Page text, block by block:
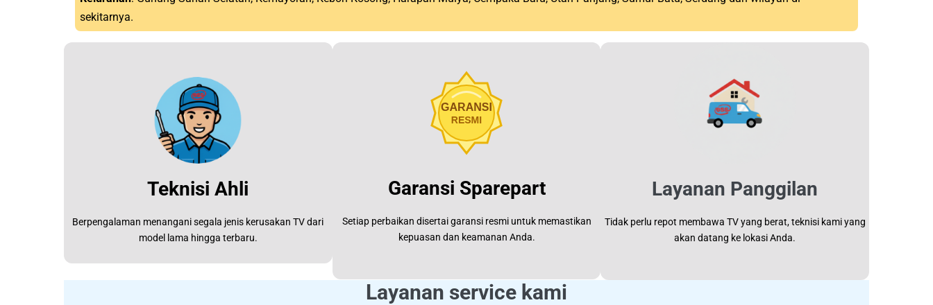
sekitarnya.
Teknisi Ahli
Berpengalaman menangani segala jenis kerusakan TV dari
model lama hingga terbaru.
Garansi Sparepart
Setiap perbaikan disertai garansi resmi untuk memastikan
kepuasan dan keamanan Anda.
Layanan Panggilan
Tidak perlu repot membawa TV yang berat, teknisi kami yang
akan datang ke lokasi Anda.
Layanan service kami